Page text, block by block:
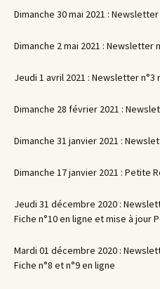
Dimanche 30 mai 2021 :
Dimanche 2 mai 2021 : Newsletter
Jeudi 1 avril 2021 : Newsletter n°3
Dimanche 28 février 2021 :
Dimanche 31 janvier 2021 :
Dimanche 17 janvier 2021 : Petite
Jeudi 31 décembre 2020 :
Fiche n°10 en ligne et mise à jour
Mardi 01 décembre 2020 :
Fiche n°8 et n°9 en ligne